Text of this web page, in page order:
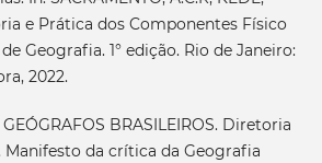
e Prática dos Componentes Físico
Geografia. 1° edição. Rio de Janeiro:
2022.
BRASILEIROS. Diretoria
Manifesto da crítica da Geografia